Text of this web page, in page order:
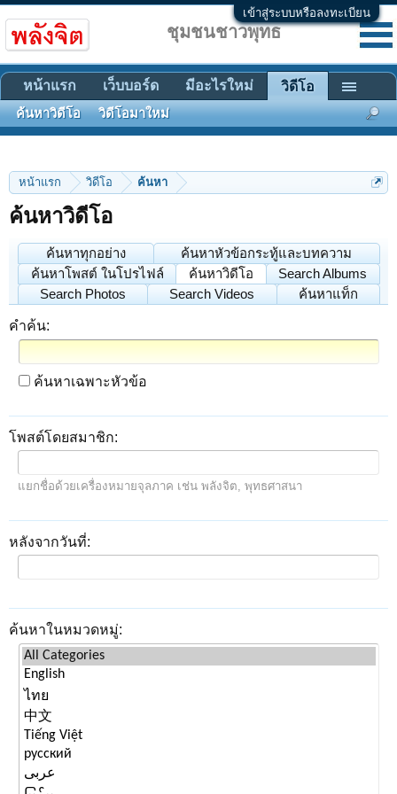
เข้าสู่ระบบหรือลงทะเบียน
หน้าแรก วิดีโอ ค้นหา
ค้นหาวิดีโอ
ค้นหาทุกอย่าง
ค้นหาหัวข้อกระทู้และบทความ
ค้นหาโพสต์ ในโปรไฟล์
ค้นหาวิดีโอ
Search Albums
Search Photos
Search Videos ค้นหาแท็ก
คำค้น:
ค้นหาเฉพาะหัวข้อ
โพสต์โดยสมาชิก:
แยกชื่อด้วยเครื่องหมายจุลภาค เช่น พลังจิต, พุทธศาสนา
หลังจากวันที่:
ค้นหาในหมวดหมู่:
ชุมชนชาวพุทธ
หน้าแรก เว็บบอร์ด มีอะไรใหม่ วิดีโอ
ค้นหาวิดีโอ วิดีโอมาใหม่